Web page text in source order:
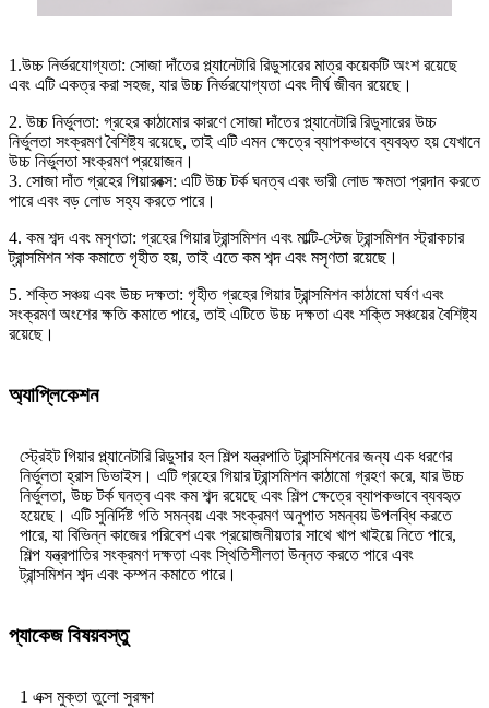
1.উচ্চ নির্ভরযোগ্যতা: সোজা দাঁতের প্ল্যানেটারি রিডুসারের মাত্র কয়েকটি অংশ রয়েছে
এবং এটি একত্র করা সহজ, যার উচ্চ নির্ভরযোগ্যতা এবং দীর্ঘ জীবন রয়েছে।
2. উচ্চ নির্ভুলতা: গ্রহের কাঠামোর কারণে সোজা দাঁতের প্ল্যানেটারি রিডুসারের উচ্চ
নির্ভুলতা সংক্রমণ বৈশিষ্ট্য রয়েছে, তাই এটি এমন ক্ষেত্রে ব্যাপকভাবে ব্যবহৃত হয় যেখানে
উচ্চ নির্ভুলতা সংক্রমণ প্রয়োজন।
3. সোজা দাঁত গ্রহের গিয়ারবক্স: এটি উচ্চ টর্ক ঘনত্ব এবং ভারী লোড ক্ষমতা প্রদান করতে
পারে এবং বড় লোড সহ্য করতে পারে।
4. কম শব্দ এবং মসৃণতা: গ্রহের গিয়ার ট্রান্সমিশন এবং মাল্টি-স্টেজ ট্রান্সমিশন স্ট্রাকচার
ট্রান্সমিশন শক কমাতে গৃহীত হয়, তাই এতে কম শব্দ এবং মসৃণতা রয়েছে।
5. শক্তি সঞ্চয় এবং উচ্চ দক্ষতা: গৃহীত গ্রহের গিয়ার ট্রান্সমিশন কাঠামো ঘর্ষণ এবং
সংক্রমণ অংশের ক্ষতি কমাতে পারে, তাই এটিতে উচ্চ দক্ষতা এবং শক্তি সঞ্চয়ের বৈশিষ্ট্য
রয়েছে।
অ্যাপ্লিকেশন
স্ট্রেইট গিয়ার প্ল্যানেটারি রিডুসার হল শিল্প যন্ত্রপাতি ট্রান্সমিশনের জন্য এক ধরণের
নির্ভুলতা হ্রাস ডিভাইস। এটি গ্রহের গিয়ার ট্রান্সমিশন কাঠামো গ্রহণ করে, যার উচ্চ
নির্ভুলতা, উচ্চ টর্ক ঘনত্ব এবং কম শব্দ রয়েছে এবং শিল্প ক্ষেত্রে ব্যাপকভাবে ব্যবহৃত
হয়েছে। এটি সুনির্দিষ্ট গতি সমন্বয় এবং সংক্রমণ অনুপাত সমন্বয় উপলব্ধি করতে
পারে, যা বিভিন্ন কাজের পরিবেশ এবং প্রয়োজনীয়তার সাথে খাপ খাইয়ে নিতে পারে,
শিল্প যন্ত্রপাতির সংক্রমণ দক্ষতা এবং স্থিতিশীলতা উন্নত করতে পারে এবং
ট্রান্সমিশন শব্দ এবং কম্পন কমাতে পারে।
প্যাকেজ বিষয়বস্তু
1 এক্স মুক্তা তুলো সুরক্ষা